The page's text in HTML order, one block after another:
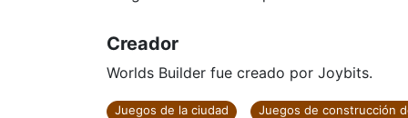
Creador
Worlds Builder fue creado por Joybits.
Juegos de la ciudad Juegos de construcción